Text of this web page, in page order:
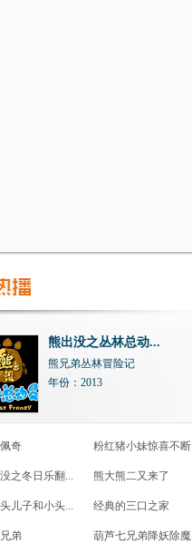
熊出没之丛林总动...
熊兄弟丛林冒险记
年份：2013
奇 粉红猪小妹惊喜不断
之冬日乐翻... 熊大熊二又来了
儿子和小头... 经典的三口之家
弟 葫芦七兄弟降妖除魔